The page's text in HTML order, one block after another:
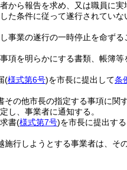
ら報告を求め、又は職員に実
た条件に従って遂行されてい
事業の遂行の一時停止を命ずる
を明らかにする書類、帳簿等
(様式第6号)を市長に提出して条
の他市長の指定する事項に関
し、事業者に通知する。
書(様式第7号)を市長に提出する
行しようとする事業者は、そ